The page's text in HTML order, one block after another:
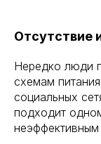
Отсутствие
Нередко люди
схемам
социальных
подходит
неэффективным